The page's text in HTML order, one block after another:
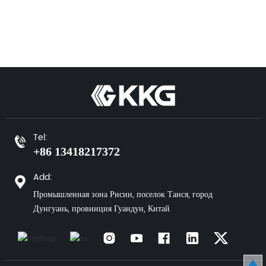
Tel:
+86 13418217372
Add:
Промышленная зона Рисин, поселок Танся, город
Дунгуань, провинция Гуандун, Китай